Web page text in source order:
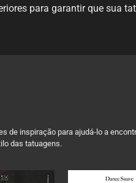
para garantir que sua
de inspiração para ajudá-lo a
das tatuagens.